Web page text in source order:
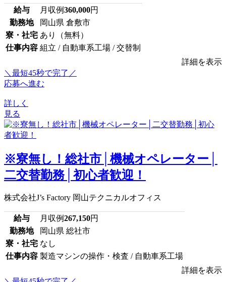
給与 月収例360,000円
勤務地
岡山県 倉敷市
寮・社宅 あり（無料）
仕事内容 組立 / 自動車系工場 / 交替制
詳細を表示
＼最短45秒で完了／
応募へ進む
詳しく
見る
※寮無し！総社市│機械オペレーター│
二交替勤務│初心者歓迎！
株式会社J’s Factory 岡山テクニカルオフィス
給与 月収例267,150円
勤務地
岡山県 総社市
寮・社宅 なし
仕事内容 製造マシンの操作・検査 / 自動車系工場
詳細を表示